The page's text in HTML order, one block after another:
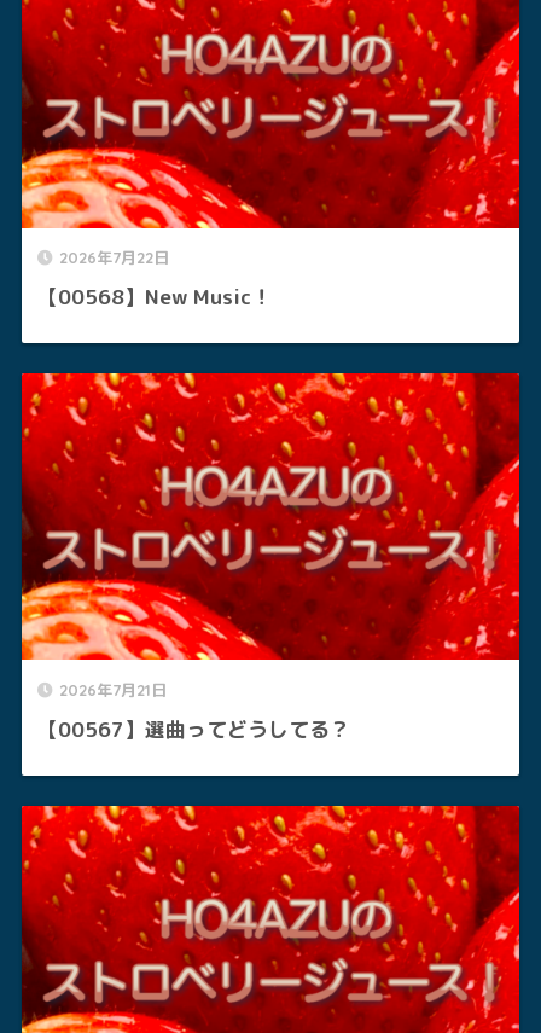
2026年7月22日
【00568】New Music！
2026年7月21日
【00567】選曲ってどうしてる？